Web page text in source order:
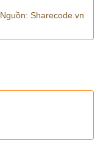
Nguồn: Sharecode.vn